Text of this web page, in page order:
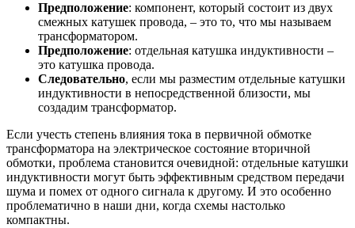
Предположение: компонент, который состоит из двух
смежных катушек провода, – это то, что мы называем
трансформатором.
Предположение: отдельная катушка индуктивности –
это катушка провода.
Следовательно, если мы разместим отдельные катушки
индуктивности в непосредственной близости, мы
создадим трансформатор.
Если учесть степень влияния тока в первичной обмотке
трансформатора на электрическое состояние вторичной
обмотки, проблема становится очевидной: отдельные катушки
индуктивности могут быть эффективным средством передачи
шума и помех от одного сигнала к другому. И это особенно
проблематично в наши дни, когда схемы настолько
компактны.